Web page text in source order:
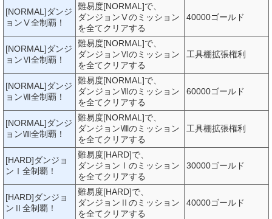
[NORMAL]ダンジ
ョンⅤ全制覇！
難易度[NORMAL]で、
ダンジョンⅤのミッション
を全てクリアする
40000ゴールド
[NORMAL]ダンジ
ョンⅥ全制覇！
難易度[NORMAL]で、
ダンジョンⅥのミッション
を全てクリアする
工具棚拡張権利
[NORMAL]ダンジ
ョンⅦ全制覇！
難易度[NORMAL]で、
ダンジョンⅦのミッション
を全てクリアする
60000ゴールド
[NORMAL]ダンジ
ョンⅧ全制覇！
難易度[NORMAL]で、
ダンジョンⅧのミッション
を全てクリアする
工具棚拡張権利
[HARD]ダンジョ
ンⅠ全制覇！
難易度[HARD]で、
ダンジョンⅠのミッション
を全てクリアする
30000ゴールド
[HARD]ダンジョ
ンⅡ全制覇！
難易度[HARD]で、
ダンジョンⅡのミッション
を全てクリアする
40000ゴールド